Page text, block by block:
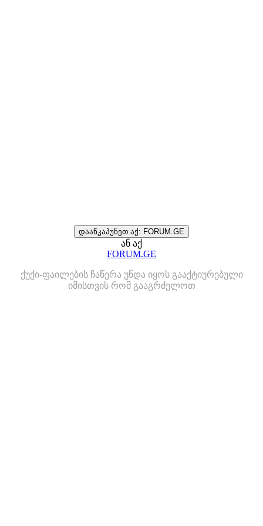
დააწკაპუნეთ აქ: FORUM.GE
ან აქ
FORUM.GE
ქუქი-ფაილების ჩაწერა უნდა იყოს გააქტიურებული
იმისთვის რომ გააგრძელოთ